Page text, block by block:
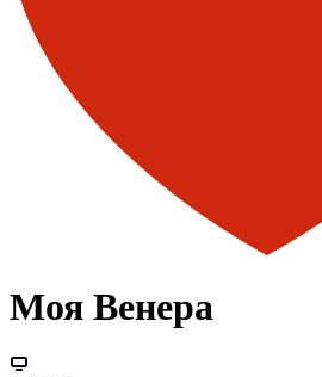
Моя Венера